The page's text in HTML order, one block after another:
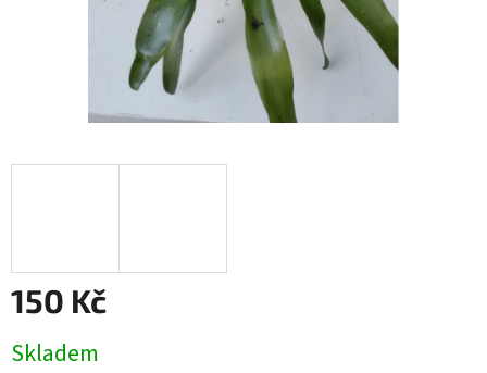
150 Kč
cena:
Skladem